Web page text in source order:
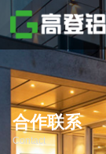
合作联系
Contact